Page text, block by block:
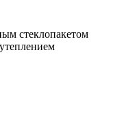
стеклопакетом